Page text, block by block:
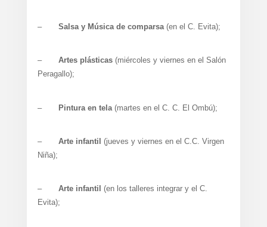
– Salsa y Música de comparsa(en el C. Evita);
– Artes plásticas(miércoles y viernes en el Salón
Peragallo);
– Pintura en tela(martes en el C. C. El Ombú);
– Arte infantil (jueves y viernes en el C.C. Virgen
Niña);
– Arte infantil (en los talleres integrar y el C.
Evita);